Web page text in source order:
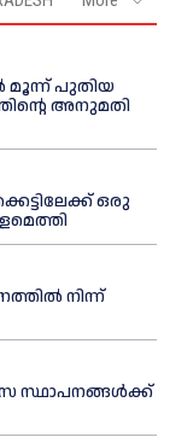
മൂന്ന് പുതിയ
അനുമതി
ഒരു
നിന്ന്
സ്ഥാപനങ്ങൾക്ക്